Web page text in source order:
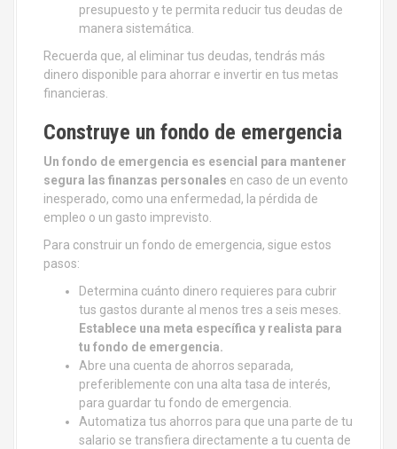
presupuesto y te permita reducir tus deudas de
manera sistemática.
Recuerda que, al eliminar tus deudas, tendrás más
dinero disponible para ahorrar e invertir en tus metas
financieras.
Construye un fondo de emergencia
Un fondo de emergencia es esencial para mantener
segura las finanzas personales en caso de un evento
inesperado, como una enfermedad, la pérdida de
empleo o un gasto imprevisto.
Para construir un fondo de emergencia, sigue estos
pasos:
Determina cuánto dinero requieres para cubrir
tus gastos durante al menos tres a seis meses.
Establece una meta específica y realista para
tu fondo de emergencia.
Abre una cuenta de ahorros separada,
preferiblemente con una alta tasa de interés,
para guardar tu fondo de emergencia.
Automatiza tus ahorros para que una parte de tu
salario se transfiera directamente a tu cuenta de